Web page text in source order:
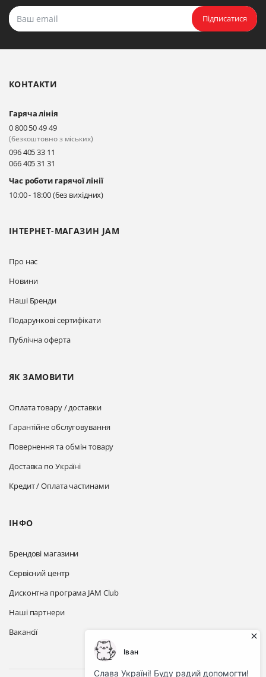
Прокласти маршрут
Київ, вул. Драгоманова 31-д
Прокласти маршрут
Київ, вул. Драгоманова 31-д
Прокласти маршрут
Підписатися
ІНТЕРНЕТ-МАГАЗИН JAM
Про нас
Новини
Наші Бренди
Подарункові сертифікати
Публічна оферта
ЯК ЗАМОВИТИ
Оплата товару / доставки
Гарантійне обслуговування
Повернення та обмін товару
Доставка по Україні
Кредит / Оплата частинами
ІНФО
Брендові магазини
Сервісний центр
Дисконтна програма JAM Club
Наші партнери
Вакансії
КОНТАКТИ
Гаряча лінія
0 800 50 49 49
(безкоштовно з міських)
096 405 33 11
066 405 31 31
Час роботи гарячої лінії
10:00 - 18:00 (без вихідних)